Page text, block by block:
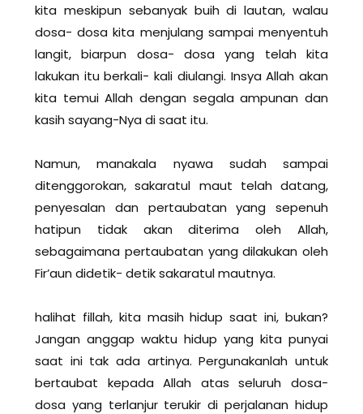
kita meskipun sebanyak buih di lautan, walau
dosa- dosa kita menjulang sampai menyentuh
langit, biarpun dosa- dosa yang telah kita
lakukan itu berkali- kali diulangi. Insya Allah akan
kita temui Allah dengan segala ampunan dan
kasih sayang-Nya di saat itu.
Namun, manakala nyawa sudah sampai
ditenggorokan, sakaratul maut telah datang,
penyesalan dan pertaubatan yang sepenuh
hatipun tidak akan diterima oleh Allah,
sebagaimana pertaubatan yang dilakukan oleh
Fir’aun didetik- detik sakaratul mautnya.
halihat fillah, kita masih hidup saat ini, bukan?
Jangan anggap waktu hidup yang kita punyai
saat ini tak ada artinya. Pergunakanlah untuk
bertaubat kepada Allah atas seluruh dosa-
dosa yang terlanjur terukir di perjalanan hidup